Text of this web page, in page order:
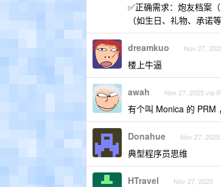
✅正确需求：炮友档案
（如生日、礼物、承诺
dreamkuo Nov 27,
楼上牛逼
awah Nov 27, 2025 via
有个叫 Monica 的 PRM
Donahue Nov 27, 2025
典型程序员思维
HTravel Nov 27, 2025